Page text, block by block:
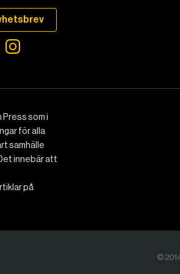
som i
för alla
samhälle
innebär att
på
©